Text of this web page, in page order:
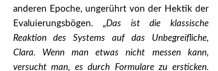
anderen Epoche, ungerührt von der Hektik der
Evaluierungsbögen. „Das ist die klassische
Reaktion des Systems auf das Unbegreifliche,
Clara. Wenn man etwas nicht messen kann,
versucht man, es durch Formulare zu ersticken.